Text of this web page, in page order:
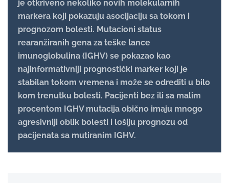
je otkriveno nekoliko novih molekularnih
markera koji pokazuju asocijaciju sa tokom i
prognozom bolesti. Mutacioni status
rearanžiranih gena za teške lance
imunoglobulina (IGHV) se pokazao kao
najinformativniji prognostički marker koji je
stabilan tokom vremena i može se odrediti u bilo
kom trenutku bolesti. Pacijenti bez ili sa malim
procentom IGHV mutacija obično imaju mnogo
agresivniji oblik bolesti i lošiju prognozu od
pacijenata sa mutiranim IGHV.